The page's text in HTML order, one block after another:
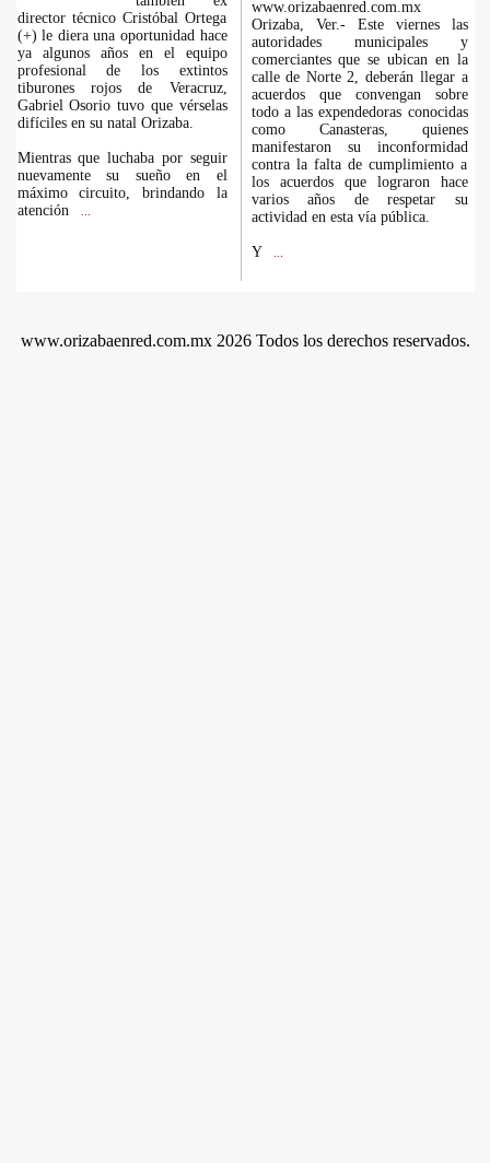
director técnico Cristóbal Ortega
(+) le diera una oportunidad hace
ya algunos años en el equipo
profesional de los extintos
tiburones rojos de Veracruz,
Gabriel Osorio tuvo que vérselas
difíciles en su natal Orizaba.
Mientras que luchaba por seguir
nuevamente su sueño en el
máximo circuito, brindando la
atención
www.orizabaenred.com.mx
Orizaba, Ver.- Este viernes las
autoridades municipales y
comerciantes que se ubican en la
calle de Norte 2, deberán llegar a
acuerdos que convengan sobre
todo a las expendedoras conocidas
como Canasteras, quienes
manifestaron su inconformidad
contra la falta de cumplimiento a
los acuerdos que lograron hace
varios años de respetar su
actividad en esta vía pública.
Y
www.orizabaenred.com.mx 2026 Todos los derechos reservados.